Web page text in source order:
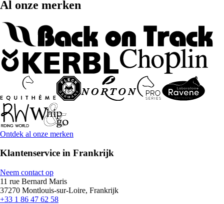
Al onze merken
Ontdek al onze merken
Klantenservice in Frankrijk
Neem contact op
11 rue Bernard Maris
37270 Montlouis-sur-Loire, Frankrijk
+33 1 86 47 62 58